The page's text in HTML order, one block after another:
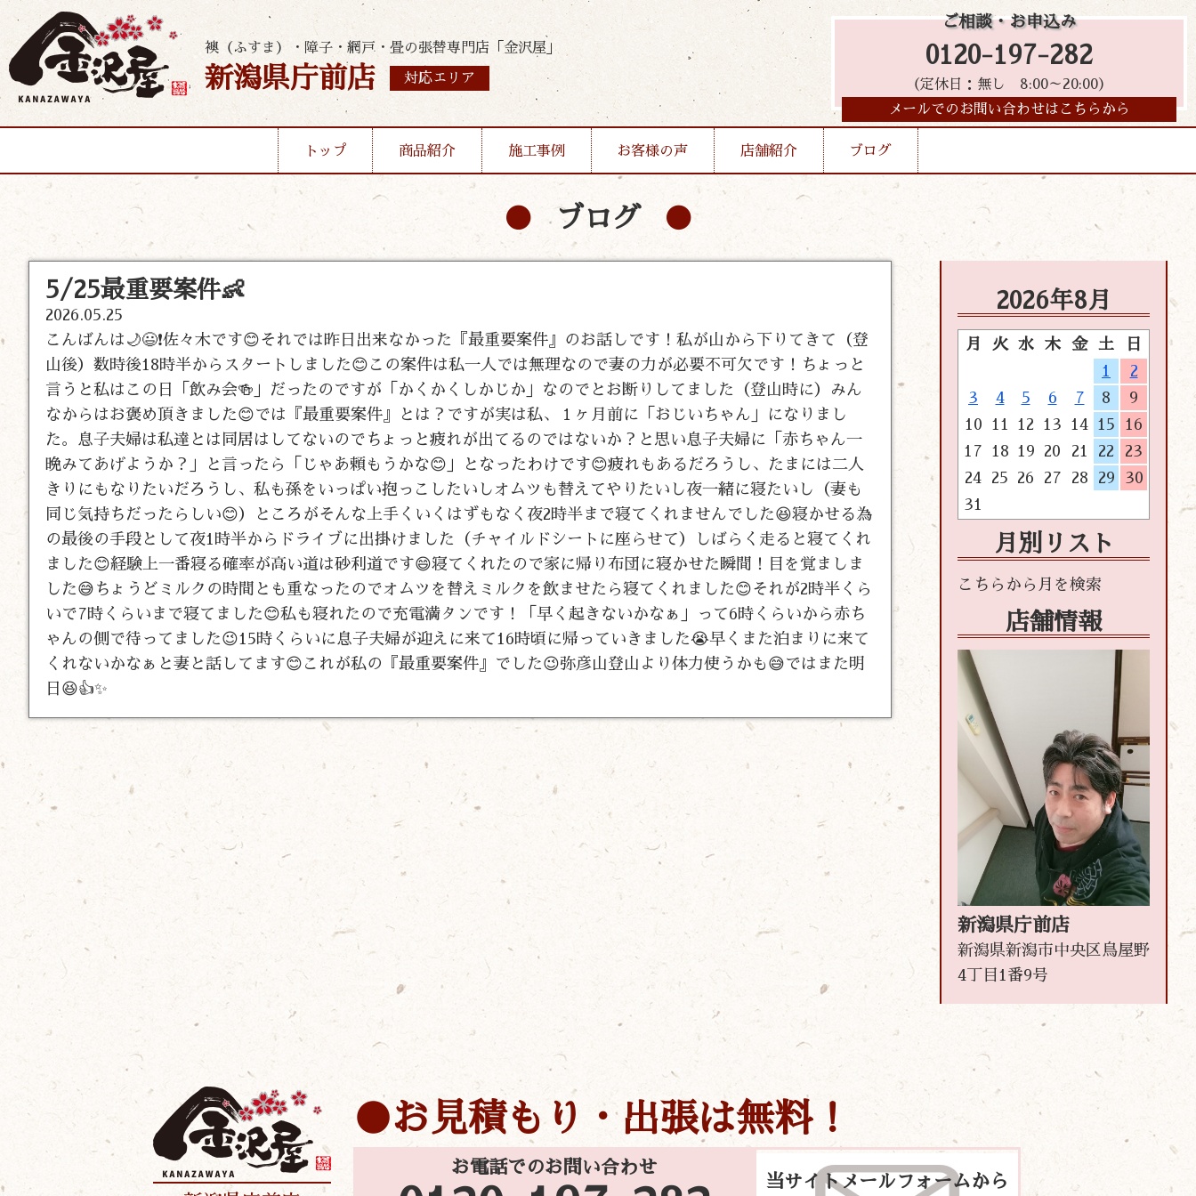
襖（ふすま）・障子・網戸・畳の張替専門店「金沢屋」
新潟県庁前店 対応エリア
ご相談・お申込み
0120-197-282
（定休日：無し 8:00～20:00）
メールでのお問い合わせはこちらから
トップ 商品紹介 施工事例 お客様の声 店舗紹介 ブログ
ブログ
5/25最重要案件👶
2026.05.25
こんばんは🌙😃❗佐々木です😊それでは昨日出来なかった『最重要案件』のお話しです！私が山から下りてきて（登
山後）数時後18時半からスタートしました😊この案件は私一人では無理なので妻の力が必要不可欠です！ちょっと
言うと私はこの日「飲み会🍻」だったのですが「かくかくしかじか」なのでとお断りしてました（登山時に）みん
なからはお褒め頂きました😊では『最重要案件』とは？ですが実は私、１ヶ月前に「おじいちゃん」になりまし
た。息子夫婦は私達とは同居はしてないのでちょっと疲れが出てるのではないか？と思い息子夫婦に「赤ちゃん一
晩みてあげようか？」と言ったら「じゃあ頼もうかな😊」となったわけです😊疲れもあるだろうし、たまには二人
きりにもなりたいだろうし、私も孫をいっぱい抱っこしたいしオムツも替えてやりたいし夜一緒に寝たいし（妻も
同じ気持ちだったらしい😊）ところがそんな上手くいくはずもなく夜2時半まで寝てくれませんでした😆寝かせる為
の最後の手段として夜1時半からドライブに出掛けました（チャイルドシートに座らせて）しばらく走ると寝てくれ
ました😊経験上一番寝る確率が高い道は砂利道です😄寝てくれたので家に帰り布団に寝かせた瞬間！目を覚ましま
した😅ちょうどミルクの時間とも重なったのでオムツを替えミルクを飲ませたら寝てくれました😊それが2時半くら
いで7時くらいまで寝てました😊私も寝れたので充電満タンです！「早く起きないかなぁ」って6時くらいから赤ち
ゃんの側で待ってました😉15時くらいに息子夫婦が迎えに来て16時頃に帰っていきました😭早くまた泊まりに来て
くれないかなぁと妻と話してます😊これが私の『最重要案件』でした😉弥彦山登山より体力使うかも😅ではまた明
日😆👍✨
2026年8月
月 火 水 木 金 土
日
1
2
3
4 5 6 7 8
9
10
11 12 13 14 15
16
17
18 19 20 21 22
23
24
25 26 27 28 29
30
31
月別リスト
店舗情報
新潟県庁前店
新潟県新潟市中央区鳥屋野
4丁目1番9号
お見積もり・出張は無料！
お電話でのお問い合わせ
当サイトメールフォームから